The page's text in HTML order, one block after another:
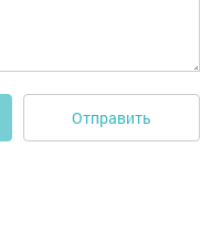
Отправить